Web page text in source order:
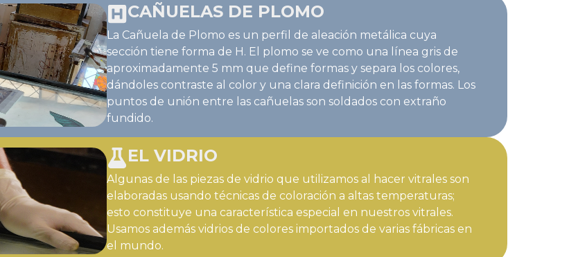
CAÑUELAS DE PLOMO
La Cañuela de Plomo es un perfil de aleación metálica cuya
sección tiene forma de H. El plomo se ve como una línea gris de
aproximadamente 5 mm que define formas y separa los colores,
dándoles contraste al color y una clara definición en las formas. Los
puntos de unión entre las cañuelas son soldados con extraño
fundido.
EL VIDRIO
Algunas de las piezas de vidrio que utilizamos al hacer vitrales son
elaboradas usando técnicas de coloración a altas temperaturas;
esto constituye una característica especial en nuestros vitrales.
Usamos además vidrios de colores importados de varias fábricas en
el mundo.